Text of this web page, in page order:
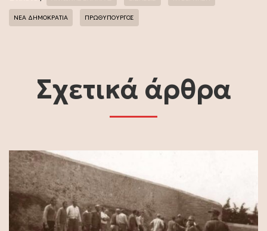
ΝΕΑ ΔΗΜΟΚΡΑΤΙΑ ΠΡΩΘΥΠΟΥΡΓΟΣ
Σχετικά άρθρα